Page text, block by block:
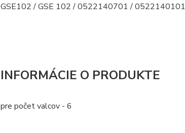
GSE102 / GSE 102 / 0522140701 / 0522140101
INFORMÁCIE O PRODUKTE
pre počet valcov - 6